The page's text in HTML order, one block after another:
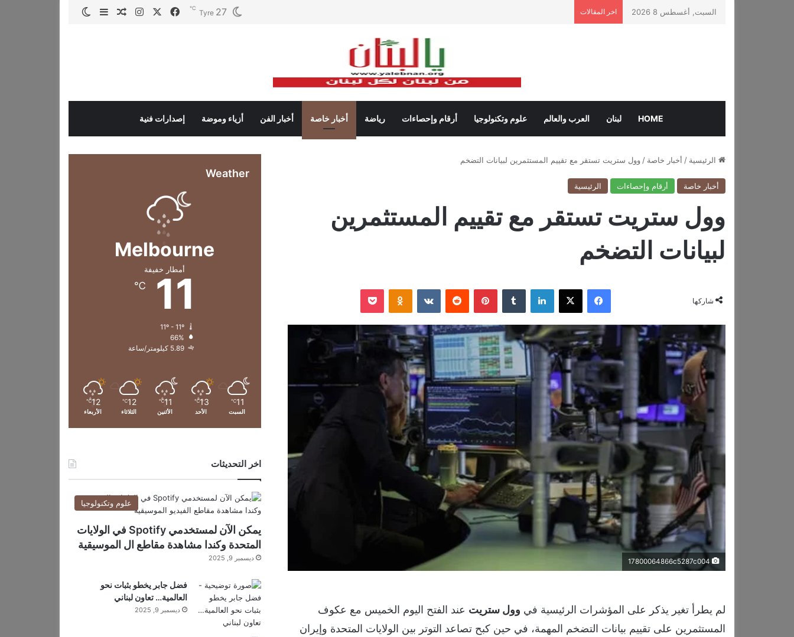
السبت, أغسطس 8 2026 اخر المقالات Tyre 27
℃ فيسبوك انستقراممقال عشوائي
إضافة عمود جانبي
HOME لبنان العرب والعالم علوم وتكنولوجيا أرقام وإحصاءات رياضة أخبار خاصة أخبار الفن أزياء وموضة إصدارات فنية
الرئيسية / أخبار خاصة / وول ستريت تستقر مع تقييم المستثمرين لبيانات التضخم
أخبار خاصة أرقام وإحصاءات الرئيسية
وول ستريت تستقر مع تقييم المستثمرين
لبيانات التضخم
شاركها
فيسبوك ‫X لينكدإن بينتيريست ‏VKontakte
17800064866c5287c004
لم يطرأ تغير يذكر على المؤشرات الرئيسية في وول ستريت عند الفتح اليوم الخميس مع عكوف
المستثمرين على تقييم بيانات التضخم المهمة، في حين كبح تصاعد التوتر بين الولايات المتحدة وإيران
Weather
Melbourne
أمطار خفيفة
11
℃
66%
5.89 كيلومتر/ساعة
11
℃
السبت
13
℃
الأحد
11
℃
الأثنين
12
℃
الثلاثاء
12
℃
الأربعاء
اخر التحديثات
علوم وتكنولوجيا
يمكن الآن لمستخدمي Spotify في الولايات
المتحدة وكندا مشاهدة مقاطع ال الموسيقية
ديسمبر 9, 2025
فضل جابر يخطو بثبات نحو
العالمية… تعاون لبناني
ديسمبر 9, 2025